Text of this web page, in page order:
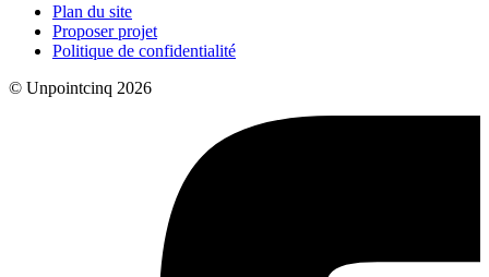
Plan du site
Proposer projet
Politique de confidentialité
© Unpointcinq 2026